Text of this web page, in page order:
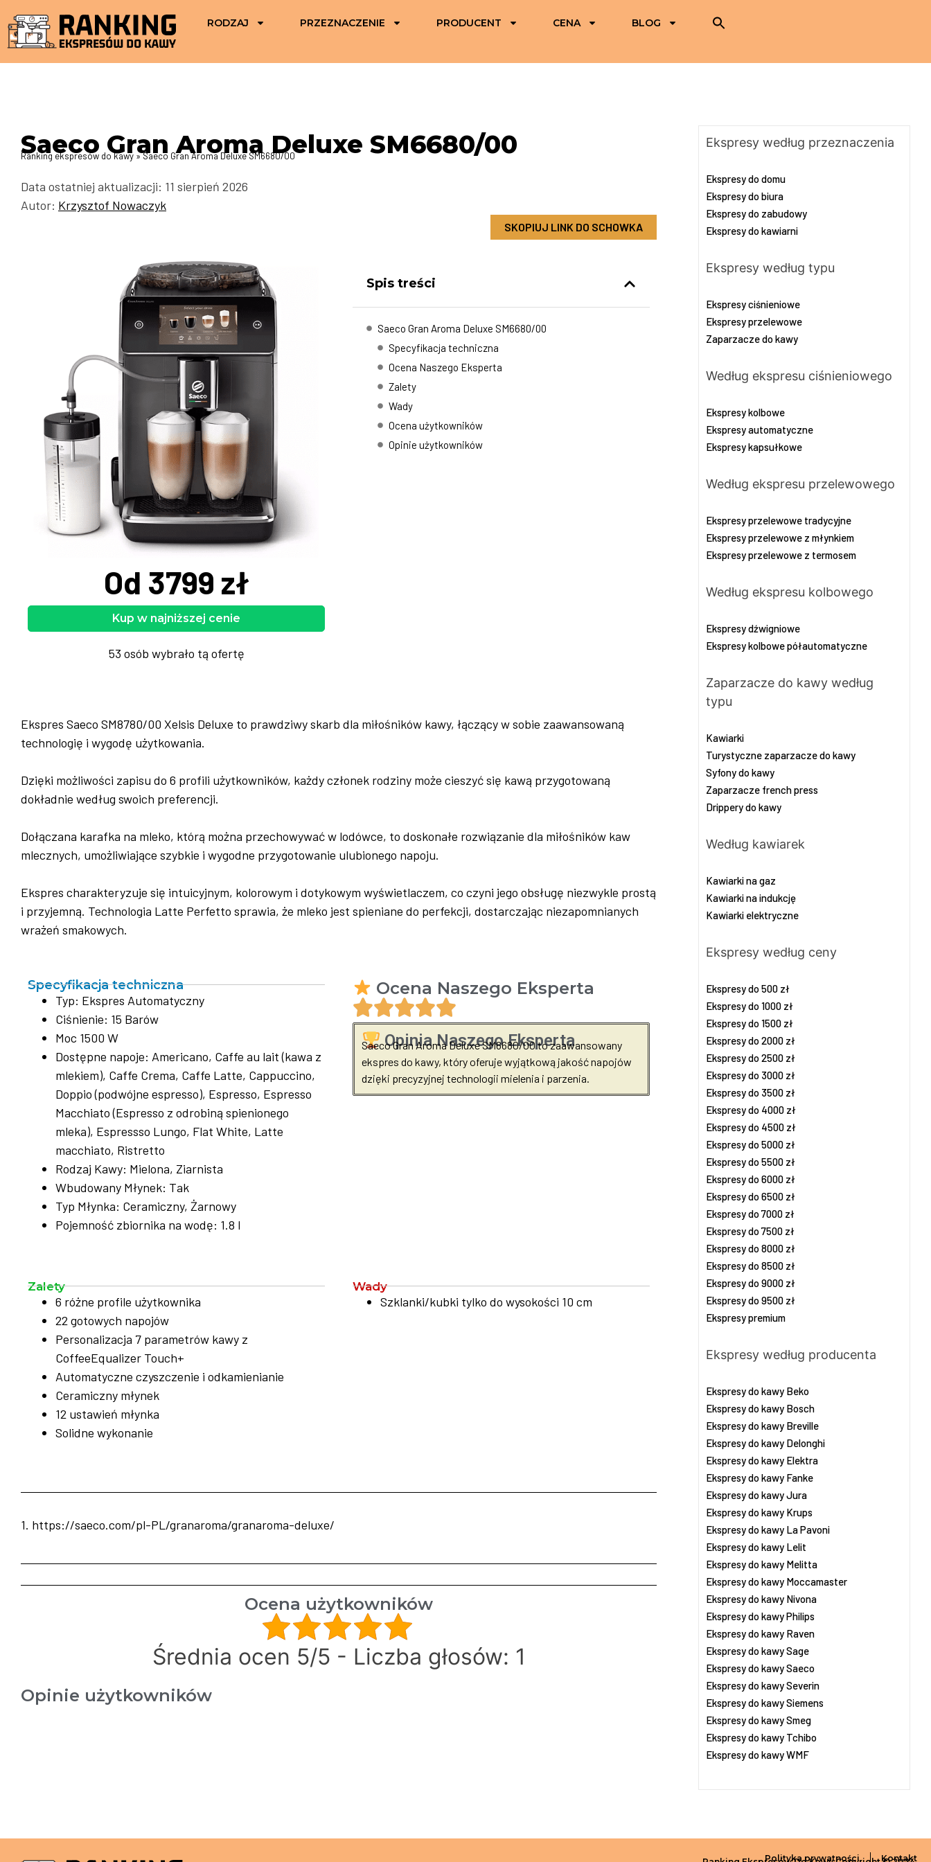
RODZAJ PRZEZNACZENIE PRODUCENT CENA BLOG
Saeco Gran Aroma Deluxe SM6680/00
Ranking ekspresów do kawy »Saeco Gran Aroma Deluxe SM6680/00
Data ostatniej aktualizacji: 11 sierpień 2026
Autor: Krzysztof Nowaczyk
SKOPIUJ LINK DO SCHOWKA
Od 3799 zł
Kup w najniższej cenie
53 osób wybrało tą ofertę
Spis treści
Saeco Gran Aroma Deluxe SM6680/00
Specyfikacja techniczna
Ocena Naszego Eksperta
Zalety
Wady
Ocena użytkowników
Opinie użytkowników
Ekspres Saeco SM8780/00 Xelsis Deluxe to prawdziwy skarb dla miłośników kawy, łączący w sobie zaawansowaną
technologię i wygodę użytkowania.
Dzięki możliwości zapisu do 6 profili użytkowników, każdy członek rodziny może cieszyć się kawą przygotowaną
dokładnie według swoich preferencji.
Dołączana karafka na mleko, którą można przechowywać w lodówce, to doskonałe rozwiązanie dla miłośników kaw
mlecznych, umożliwiające szybkie i wygodne przygotowanie ulubionego napoju.
Ekspres charakteryzuje się intuicyjnym, kolorowym i dotykowym wyświetlaczem, co czyni jego obsługę niezwykle prostą
i przyjemną. Technologia Latte Perfetto sprawia, że mleko jest spieniane do perfekcji, dostarczając niezapomnianych
wrażeń smakowych.
Specyfikacja techniczna
Typ: Ekspres Automatyczny
Ciśnienie: 15 Barów
Moc 1500 W
Dostępne napoje: Americano, Caffe au lait (kawa z
mlekiem), Caffe Crema, Caffe Latte, Cappuccino,
Doppio (podwójne espresso), Espresso, Espresso
Macchiato (Espresso z odrobiną spienionego
mleka), Espressso Lungo, Flat White, Latte
macchiato, Ristretto
Rodzaj Kawy: Mielona, Ziarnista
Wbudowany Młynek: Tak
Typ Młynka: Ceramiczny, Żarnowy
Pojemność zbiornika na wodę: 1.8 l
Ocena Naszego Eksperta
Opinia Naszego Eksperta
Saeco Gran Aroma Deluxe SM6680/00 to zaawansowany
ekspres do kawy, który oferuje wyjątkową jakość napojów
dzięki precyzyjnej technologii mielenia i parzenia.
Zalety
6 różne profile użytkownika
22 gotowych napojów
Personalizacja 7 parametrów kawy z
CoffeeEqualizer Touch+
Automatyczne czyszczenie i odkamienianie
Ceramiczny młynek
12 ustawień młynka
Solidne wykonanie
Wady
Szklanki/kubki tylko do wysokości 10 cm
1. https://saeco.com/pl-PL/granaroma/granaroma-deluxe/
Ocena użytkowników
Średnia ocen 5/5 - Liczba głosów: 1
Opinie użytkowników
Ekspresy według przeznaczenia
Ekspresy do domu
Ekspresy do biura
Ekspresy do zabudowy
Ekspresy do kawiarni
Ekspresy według typu
Ekspresy ciśnieniowe
Ekspresy przelewowe
Zaparzacze do kawy
Według ekspresu ciśnieniowego
Ekspresy kolbowe
Ekspresy automatyczne
Ekspresy kapsułkowe
Według ekspresu przelewowego
Ekspresy przelewowe tradycyjne
Ekspresy przelewowe z młynkiem
Ekspresy przelewowe z termosem
Według ekspresu kolbowego
Ekspresy dźwigniowe
Ekspresy kolbowe półautomatyczne
Zaparzacze do kawy według
typu
Kawiarki
Turystyczne zaparzacze do kawy
Syfony do kawy
Zaparzacze french press
Drippery do kawy
Według kawiarek
Kawiarki na gaz
Kawiarki na indukcję
Kawiarki elektryczne
Ekspresy według ceny
Ekspresy do 500 zł
Ekspresy do 1000 zł
Ekspresy do 1500 zł
Ekspresy do 2000 zł
Ekspresy do 2500 zł
Ekspresy do 3000 zł
Ekspresy do 3500 zł
Ekspresy do 4000 zł
Ekspresy do 4500 zł
Ekspresy do 5000 zł
Ekspresy do 5500 zł
Ekspresy do 6000 zł
Ekspresy do 6500 zł
Ekspresy do 7000 zł
Ekspresy do 7500 zł
Ekspresy do 8000 zł
Ekspresy do 8500 zł
Ekspresy do 9000 zł
Ekspresy do 9500 zł
Ekspresy premium
Ekspresy według producenta
Ekspresy do kawy Beko
Ekspresy do kawy Bosch
Ekspresy do kawy Breville
Ekspresy do kawy Delonghi
Ekspresy do kawy Elektra
Ekspresy do kawy Fanke
Ekspresy do kawy Jura
Ekspresy do kawy Krups
Ekspresy do kawy La Pavoni
Ekspresy do kawy Lelit
Ekspresy do kawy Melitta
Ekspresy do kawy Moccamaster
Ekspresy do kawy Nivona
Ekspresy do kawy Philips
Ekspresy do kawy Raven
Ekspresy do kawy Sage
Ekspresy do kawy Saeco
Ekspresy do kawy Severin
Ekspresy do kawy Siemens
Ekspresy do kawy Smeg
Ekspresy do kawy Tchibo
Ekspresy do kawy WMF
Polityka prywatności Kontakt